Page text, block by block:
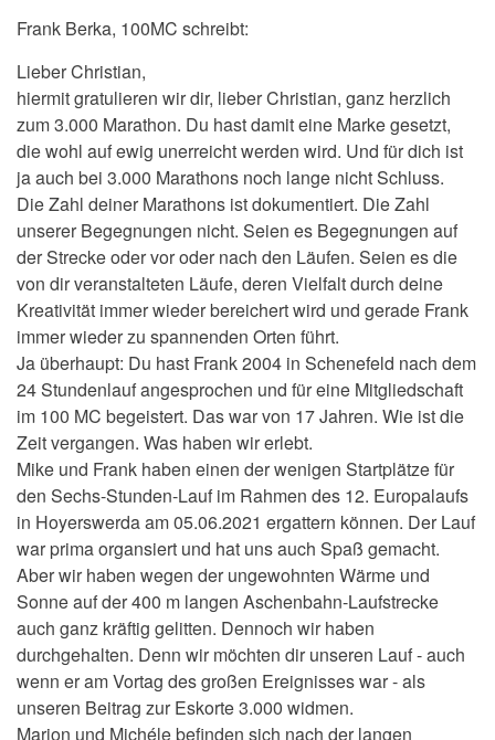
Frank Berka, 100MC schreibt:
Lieber Christian,
hiermit gratulieren wir dir, lieber Christian, ganz herzlich
zum 3.000 Marathon. Du hast damit eine Marke gesetzt,
die wohl auf ewig unerreicht werden wird. Und für dich ist
ja auch bei 3.000 Marathons noch lange nicht Schluss.
Die Zahl deiner Marathons ist dokumentiert. Die Zahl
unserer Begegnungen nicht. Seien es Begegnungen auf
der Strecke oder vor oder nach den Läufen. Seien es die
von dir veranstalteten Läufe, deren Vielfalt durch deine
Kreativität immer wieder bereichert wird und gerade Frank
immer wieder zu spannenden Orten führt.
Ja überhaupt: Du hast Frank 2004 in Schenefeld nach dem
24 Stundenlauf angesprochen und für eine Mitgliedschaft
im 100 MC begeistert. Das war von 17 Jahren. Wie ist die
Zeit vergangen. Was haben wir erlebt.
Mike und Frank haben einen der wenigen Startplätze für
den Sechs-Stunden-Lauf im Rahmen des 12. Europalaufs
in Hoyerswerda am 05.06.2021 ergattern können. Der Lauf
war prima organsiert und hat uns auch Spaß gemacht.
Aber wir haben wegen der ungewohnten Wärme und
Sonne auf der 400 m langen Aschenbahn-Laufstrecke
auch ganz kräftig gelitten. Dennoch wir haben
durchgehalten. Denn wir möchten dir unseren Lauf - auch
wenn er am Vortag des großen Ereignisses war - als
unseren Beitrag zur Eskorte 3.000 widmen.
Marion und Michéle befinden sich nach der langen